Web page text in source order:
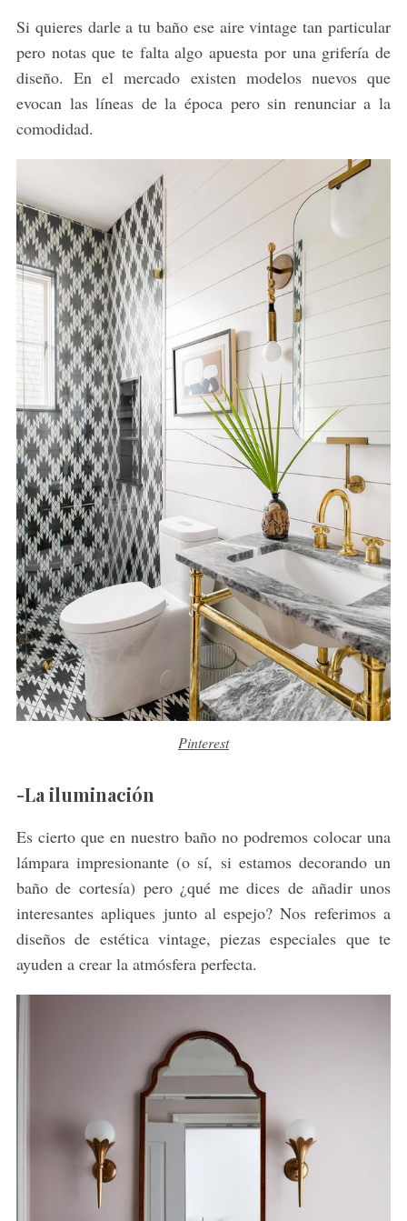
Si quieres darle a tu baño ese aire vintage tan particular
pero notas que te falta algo apuesta por una grifería de
diseño. En el mercado existen modelos nuevos que
evocan las líneas de la época pero sin renunciar a la
comodidad.
Pinterest
-La iluminación
Es cierto que en nuestro baño no podremos colocar una
lámpara impresionante (o sí, si estamos decorando un
baño de cortesía) pero ¿qué me dices de añadir unos
interesantes apliques junto al espejo? Nos referimos a
diseños de estética vintage, piezas especiales que te
ayuden a crear la atmósfera perfecta.